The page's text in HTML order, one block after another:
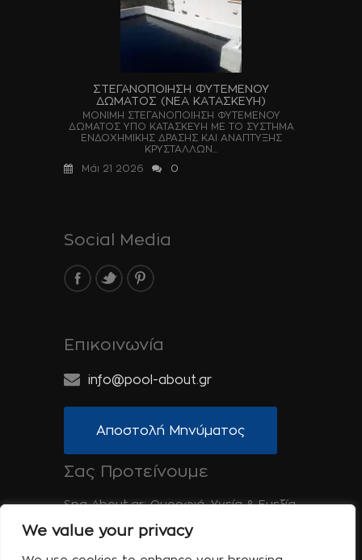
We value your privacy
ΣΤΕΓΑΝΟΠΟΙΗΣΗ ΦΥΤΕΜΕΝΟΥ
ΔΩΜΑΤΟΣ (ΝΕΑ ΚΑΤΑΣΚΕΥΗ)
ΜΟΝΙΜΗ ΣΤΕΓΑΝΟΠΟΙΗΣΗ ΦΥΤΕΜΕΝΟΥ
ΔΩΜΑΤΟΣ ΥΠΟ ΚΑΤΑΣΚΕΥΗ ΜΕ ΤΟ ΣΥΣΤΗΜΑ
ΕΝΔΟΧΗΜΙΚΗΣ ΔΡΑΣΗΣ ΚΑΙ ΑΝΑΠΤΥΞΗΣ
ΚΡΥΣΤΑΛΛΩΝ...
Μάι 21 2026
0
Social Media
Επικοινωνία
info@pool-about.gr
Αποστολή Μηνύματος
Σας Προτείνουμε
Spa-About.gr: Ομορφιά, Υγεία & Ευεξία
Tinos-About.gr: Ανακαλύψτε την Τήνο